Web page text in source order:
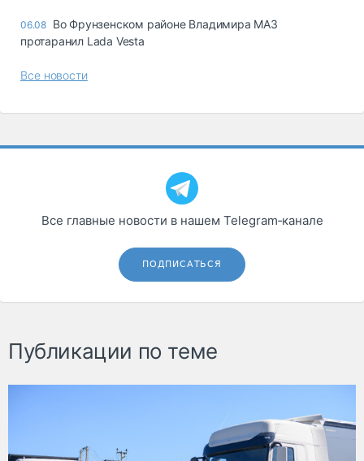
06.08 Во Фрунзенском районе Владимира МАЗ
протаранил Lada Vesta
Все новости
Все главные новости в нашем Telegram‑канале
ПОДПИСАТЬСЯ
Публикации по теме